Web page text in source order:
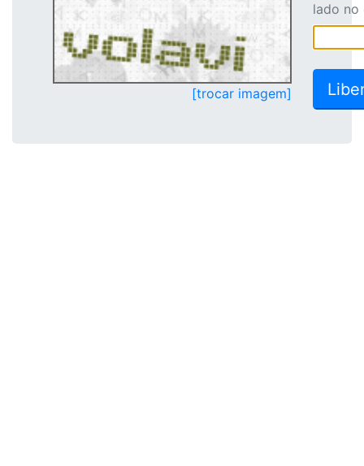
[trocar imagem]
lado no